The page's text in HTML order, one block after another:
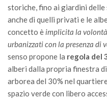
Comunicati
Congressi
Convegni
Corsi di
Corsi di Specializzazione
Giornate di Studio
storiche, fino ai giardini delle
anche di quelli privati e le
concetto è implicita la
urbanizzati con la presenza di
senso propone la regola del
alberi dalla propria finestra
arborea del 30% nel
spazio verde con libero